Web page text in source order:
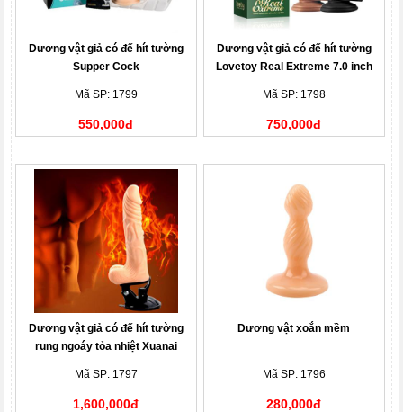
Dương vật giả có đế hít tường
Supper Cock
Mã SP: 1799
550,000đ
Dương vật giả có đế hít tường
Lovetoy Real Extreme 7.0 inch
Mã SP: 1798
750,000đ
Dương vật giả có đế hít tường
rung ngoáy tỏa nhiệt Xuanai
Mã SP: 1797
1,600,000đ
Dương vật xoắn mềm
Mã SP: 1796
280,000đ